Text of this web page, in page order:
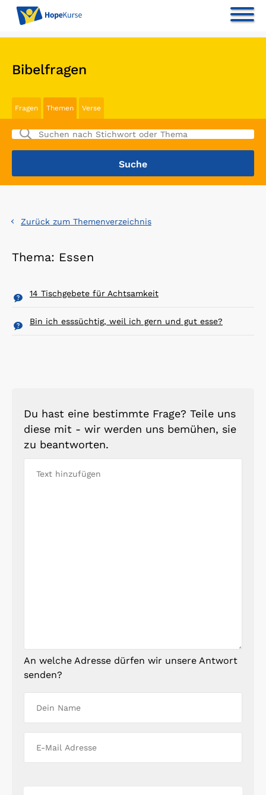
Bibelfragen
Fragen Themen Verse
Zurück zum Themenverzeichnis
Thema: Essen
14 Tischgebete für Achtsamkeit
Bin ich esssüchtig, weil ich gern und gut esse?
Du hast eine bestimmte Frage? Teile uns
diese mit - wir werden uns bemühen, sie
zu beantworten.
An welche Adresse dürfen wir unsere Antwort
senden?